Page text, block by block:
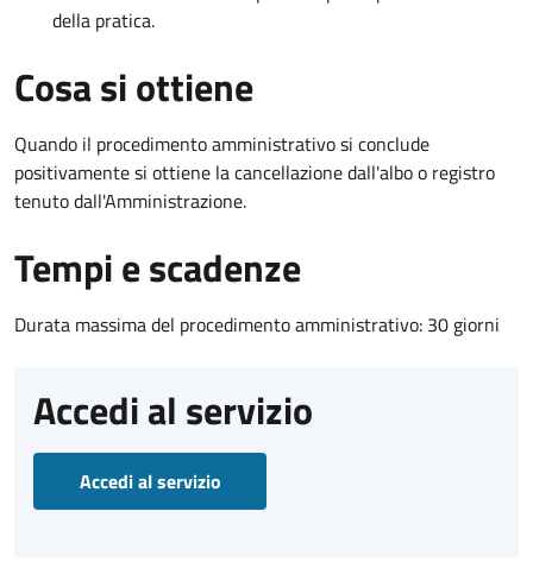
della pratica.
Cosa si ottiene
Quando il procedimento amministrativo si conclude
positivamente si ottiene la cancellazione dall'albo o registro
tenuto dall'Amministrazione.
Tempi e scadenze
Durata massima del procedimento amministrativo: 30 giorni
Accedi al servizio
Accedi al servizio